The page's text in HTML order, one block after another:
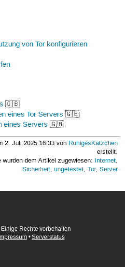
von Tor konfigurieren
🇬🇧
eines Tor Servers 🇬🇧
eines Servers 🇬🇧
2. Juli 2025 16:33 von RuhigesKätzchen
erstellt.
wurden dem Artikel zugewiesen: Internet,
Sicherheit,ungetestet,Tor,Server
Rechte vorbehalten
• Serverstatus